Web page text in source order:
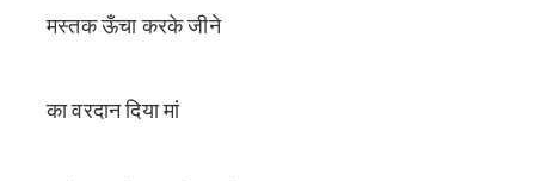
मस्तक ऊँचा करके जीने
का वरदान दिया मां